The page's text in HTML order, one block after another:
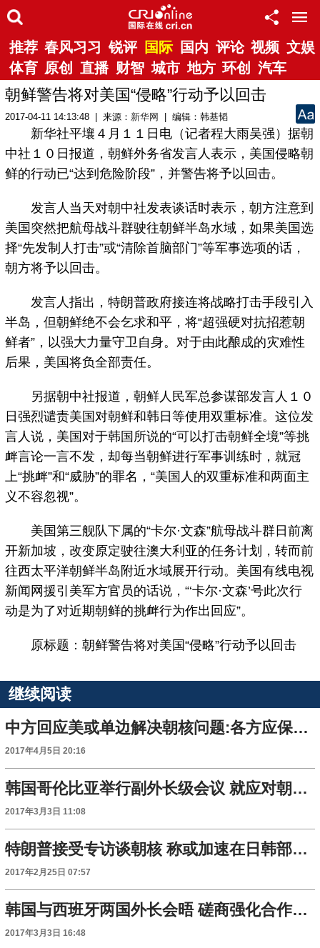
推荐 春风习习 锐评 国际 国内 评论 视频 文娱
体育 原创 直播 财智 城市 地方 环创 汽车
朝鲜警告将对美国“侵略”行动予以回击
2017-04-11 14:13:48 | 来源： 新华网 | 编辑：韩基韬
新华社平壤４月１１日电（记者程大雨吴强）据朝
中社１０日报道，朝鲜外务省发言人表示，美国侵略朝
鲜的行动已“达到危险阶段”，并警告将予以回击。
发言人当天对朝中社发表谈话时表示，朝方注意到
美国突然把航母战斗群驶往朝鲜半岛水域，如果美国选
择“先发制人打击”或“清除首脑部门”等军事选项的话，
朝方将予以回击。
发言人指出，特朗普政府接连将战略打击手段引入
半岛，但朝鲜绝不会乞求和平，将“超强硬对抗招惹朝
鲜者”，以强大力量守卫自身。对于由此酿成的灾难性
后果，美国将负全部责任。
另据朝中社报道，朝鲜人民军总参谋部发言人１０
日强烈谴责美国对朝鲜和韩日等使用双重标准。这位发
言人说，美国对于韩国所说的“可以打击朝鲜全境”等挑
衅言论一言不发，却每当朝鲜进行军事训练时，就冠
上“挑衅”和“威胁”的罪名，“美国人的双重标准和两面主
义不容忽视”。
美国第三舰队下属的“卡尔·文森”航母战斗群日前离
开新加坡，改变原定驶往澳大利亚的任务计划，转而前
往西太平洋朝鲜半岛附近水域展开行动。美国有线电视
新闻网援引美军方官员的话说，“‘卡尔·文森’号此次行
动是为了对近期朝鲜的挑衅行为作出回应”。
原标题：朝鲜警告将对美国“侵略”行动予以回击
继续阅读
中方回应美或单边解决朝核问题:各方应保持克制
2017年4月5日 20:16
韩国哥伦比亚举行副外长级会议 就应对朝核交换意见
2017年3月3日 11:08
特朗普接受专访谈朝核 称或加速在日韩部署导弹防御系统
2017年2月25日 07:57
韩国与西班牙两国外长会晤 磋商强化合作应对朝核方案
2017年3月3日 16:48